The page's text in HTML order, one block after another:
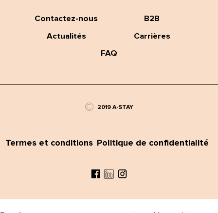
Contactez-nous
B2B
Actualités
Carrières
FAQ
© 2019 A-STAY
Termes et conditions Politique de confidentialité
FacebookLinkedInInstagram